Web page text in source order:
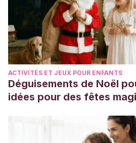
ACTIVITÉS ET JEUX POUR ENFANTS
Déguisements de Noël
idées pour des fêtes